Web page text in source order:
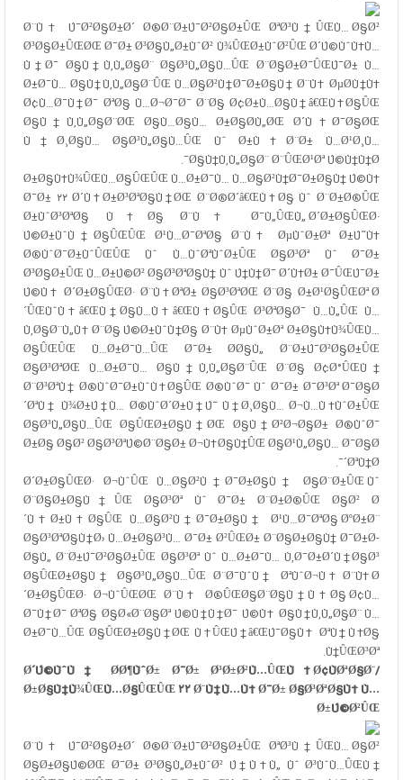
Ø¨Ù‡ Ú¯Ø²Ø§Ø±Ø´ Ø®Ø¨Ø±Ú¯Ø²Ø§Ø±ÛŒ ØªØ³Ù†ÛŒÙ… Ø§Ø²
Ø³Ø§Ø±ÛŒØŒ Ø¯Ø± Ø³Ø§Ù„Ø±ÙˆØ² Ù¾ÛŒØ±ÙˆØ²ÛŒ Ø´Ú©ÙˆÙ‡Ù…
Ù†Ø¯ Ø§Ù†Ù‚Ù„Ø§Ø¨ Ø§Ø³Ù„Ø§Ù…ÛŒ Ø¨Ø§Ø±Ø¯ÛŒÚ¯Ø± Ù…
Ø±Ø¯Ù… Ø§Ù†Ù‚Ù„Ø§Ø¨ÛŒ Ù…Ø§Ø²Ù†Ø¯Ø±Ø§Ù† Ø¨Ù‡ ØµØ­Ù†Ù‡
Ø¢Ù…Ø¯Ù†Ø¯ ØªØ§ Ù…Ø¬Ø¯Ø¯ Ø¨Ø§ Ø¢Ø±Ù…Ø§Ù†â€ŒÙ‡Ø§ÛŒ
Ø§Ù†Ù‚Ù„Ø§Ø¨ØŒ Ø§Ù…Ø§Ù… Ø±Ø§Ø­Ù„ØŒ Ø´Ù‡Ø¯Ø§ØŒ
Ù†Ø¸Ø§Ù… Ø§Ø³Ù„Ø§Ù…ÛŒ Ùˆ Ø±Ù‡Ø¨Ø± Ù…Ø¹Ø¸Ù…
Ø§Ù†Ù‚Ù„Ø§Ø¨ Ø¨ÛŒØ¹Øª Ú©Ù†Ù†Ø¯.
Ø±Ø§Ù‡Ù¾ÛŒÙ…Ø§ÛŒÛŒ Ù…Ø±Ø¯Ù… Ù…Ø§Ø²Ù†Ø¯Ø±Ø§Ù† Ú©Ù‡
Ø¯Ø± ۲۲ Ø´Ù‡Ø±Ø³ØªØ§Ù†ØŒ Ø¨Ø®Ø´â€ŒÙ‡Ø§ Ùˆ Ø¨Ø±Ø®ÛŒ
Ø±ÙˆØ³ØªØ§ Ù‡Ø§ Ø¨Ù‡ Ø¯Ù„ÛŒÙ„ Ø´Ø±Ø§ÛŒØ·
Ú©Ø±ÙˆÙ†Ø§ÛŒÛŒ Ø¹Ù…Ø¯ØªØ§ Ø¨Ù‡ ØµÙˆØ±Øª Ø±Ú˜Ù‡
Ø®ÙˆØ¯Ø±ÙˆÛŒÛŒ Ùˆ Ù…ÙˆØªÙˆØ±ÛŒ Ø§Ø³Øª Ùˆ Ø¯Ø±
Ø³Ø§Ø±ÛŒ Ù…Ø±Ú©Ø² Ø§Ø³ØªØ§Ù† Ùˆ Ú†Ù†Ø¯ Ø´Ù‡Ø± Ø¯ÛŒÚ¯Ø±
Ú©Ù‡ Ø´Ø±Ø§ÛŒØ· Ø¨Ù‡ØªØ± Ø§Ø³ØªØŒ Ø¨Ø§ Ø±Ø¹Ø§ÛŒØª Ø
´ÛŒÙˆÙ‡â€ŒÙ†Ø§Ù…Ù‡â€ŒÙ‡Ø§ÛŒ Ø³ØªØ§Ø¯ Ù…Ù„ÛŒ Ù…
Ù‚Ø§Ø¨Ù„Ù‡ Ø¨Ø§ Ú©Ø±ÙˆÙ†Ø§ Ø¨Ù‡ ØµÙˆØ±Øª Ø±Ø§Ù‡Ù¾ÛŒÙ…
Ø§ÛŒÛŒ Ù…Ø±Ø¯Ù…ÛŒ Ø¯Ø± Ø­Ø§Ù„ Ø¨Ø±Ú¯Ø²Ø§Ø±ÛŒ
Ø§Ø³ØªØŒ Ù…Ø±Ø¯Ù… Ø§Ù†Ù‚Ù„Ø§Ø¨ÛŒ Ø¨Ø§ Ø¢Ø°ÛŒÙ†
Ø¨Ø³ØªÙ† Ø®ÙˆØ¯Ø±ÙˆÙ‡Ø§ÛŒ Ø®ÙˆØ¯ Ùˆ Ø¯Ø± Ø¯Ø³Øª Ø¯Ø§Ø
´ØªÙ† Ù¾Ø±Ú†Ù… Ø®ÙˆØ´Ø±Ù†Ú¯ Ù†Ø¸Ø§Ù… Ø¬Ù…Ù‡ÙˆØ±ÛŒ
Ø§Ø³Ù„Ø§Ù…ÛŒ Ø§ÛŒØ±Ø§Ù†ØŒ Ø§Ù†Ø²Ø¬Ø§Ø± Ø®ÙˆØ¯
Ø±Ø§ Ø§Ø² Ø§Ø³ØªÚ©Ø¨Ø§Ø± Ø¬Ù‡Ø§Ù†ÛŒ Ø§Ø¹Ù„Ø§Ù… Ø¯Ø§Ø
´ØªÙ†Ø¯.
Ø´Ø±Ø§ÛŒØ· Ø¬ÙˆÛŒ Ù…Ø§Ø²Ù†Ø¯Ø±Ø§Ù† Ø§Ø¨Ø±ÛŒ Ùˆ
Ø¨Ø§Ø±Ø§Ù†ÛŒ Ø§Ø³Øª Ùˆ Ø¯Ø± Ø¨Ø±Ø®ÛŒ Ø§Ø² Ø
´Ù‡Ø±Ù‡Ø§ÛŒ Ù…Ø§Ø²Ù†Ø¯Ø±Ø§Ù† Ø¹Ù…Ø¯ØªØ§ ØºØ±Ø¨
Ø§Ø³ØªØ§Ù†Ø› Ù…Ø±Ø§Ø³Ù… Ø¯Ø± Ø²ÛŒØ± Ø¨Ø§Ø±Ø§Ù† Ø¯Ø±Ø­
Ø§Ù„ Ø¨Ø±Ú¯Ø²Ø§Ø±ÛŒ Ø§Ø³Øª Ùˆ Ù…Ø±Ø¯Ù… Ù‚Ø¯Ø±Ø´Ù†Ø§Ø³
Ø§ÛŒØ±Ø§Ù† Ø§Ø³Ù„Ø§Ù…ÛŒ Ø¨Ø¯ÙˆÙ† ØªÙˆØ¬Ù‡ Ø¨Ù‡ Ø
´Ø±Ø§ÛŒØ· Ø¬ÙˆÛŒØŒ Ø¨Ù‡ Ø®ÛŒØ§Ø¨Ø§Ù†Ù‡Ø§ Ø¢Ù…
Ø¯Ù†Ø¯ ØªØ§ Ø§Ø«Ø¨Ø§Øª Ú©Ù†Ù†Ø¯ Ú©Ù‡ Ø§Ù†Ù‚Ù„Ø§Ø¨ Ù…
Ø±Ø¯Ù…ÛŒ Ø§ÛŒØ±Ø§Ù†ØŒ Ù‡ÛŒÚ†â€ŒÚ¯Ø§Ù‡ ØªÙ†Ù‡Ø§
Ù†ÛŒØ³Øª.
Ø´Ú©ÙˆÙ‡ Ø­Ø¶ÙˆØ± Ø¯Ø± Ø³Ø±Ø²Ù…ÛŒÙ† Ø¢ÙØªØ§Ø¨/
Ø±Ø§Ù‡Ù¾ÛŒÙ…Ø§ÛŒÛŒ ۲۲ Ø¨Ù‡Ù…Ù† Ø¯Ø± Ø§Ø³ØªØ§Ù† Ù…
Ø±Ú©Ø²ÛŒ
Ø¨Ù‡ Ú¯Ø²Ø§Ø±Ø´ Ø®Ø¨Ø±Ú¯Ø²Ø§Ø±ÛŒ ØªØ³Ù†ÛŒÙ… Ø§Ø²
Ø§Ø±Ø§Ú©ØŒ Ø¯Ø± Ø³Ø§Ù„Ø±ÙˆØ² Ú†Ù‡Ù„ Ùˆ Ø³ÙˆÙ…ÛŒÙ†